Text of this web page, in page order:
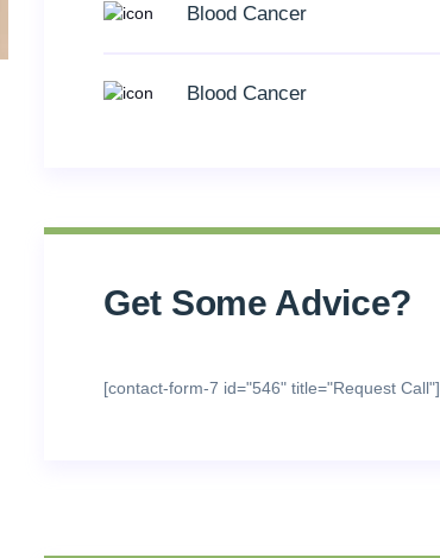
Blood Cancer
Blood Cancer
Get Some Advice?
[contact-form-7 id="546" title="Request Call"]